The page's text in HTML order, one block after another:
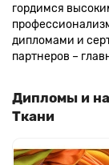
гордимся
дипломами и
партнеров –
Дипломы и
Ткани